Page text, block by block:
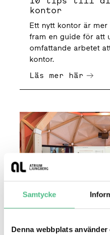
Samtycke
Denna webbplats
kontor
Ett nytt kontor är
fram en guide för att
omfattande arbetet
kontor.
Läs mer här
Hur förändras